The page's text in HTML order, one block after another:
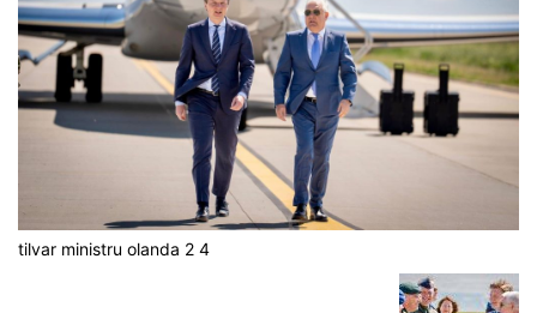
tilvar ministru olanda 2 4